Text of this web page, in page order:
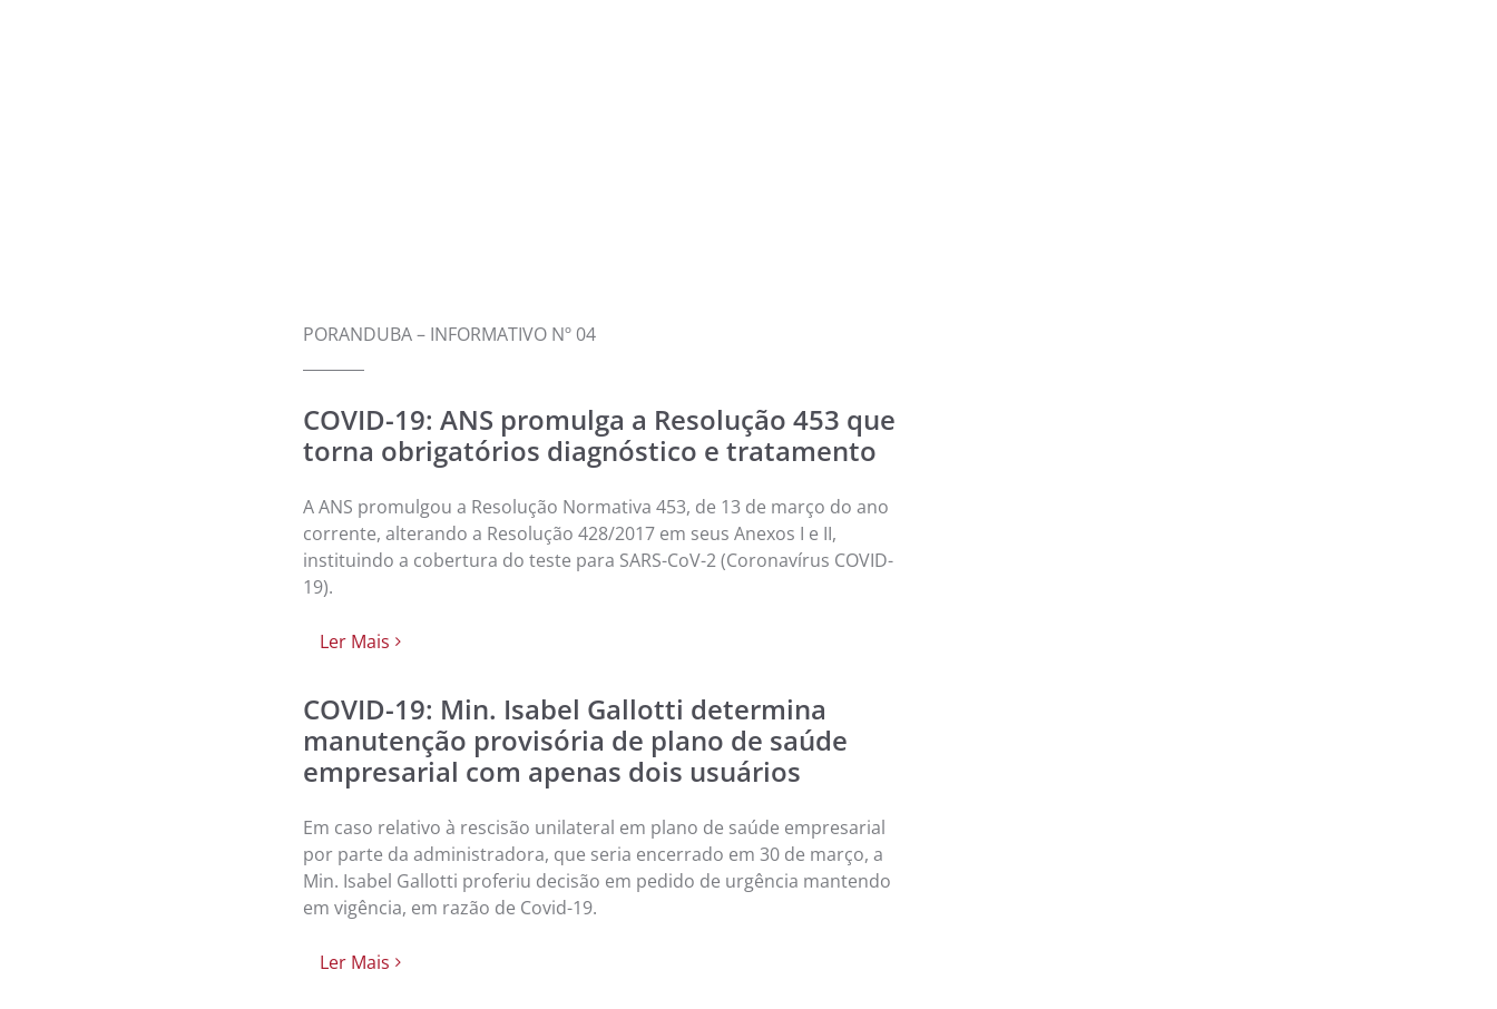
PORANDUBA – INFORMATIVO Nº 04
COVID-19: ANS promulga a Resolução 453 que
torna obrigatórios diagnóstico e tratamento
A ANS promulgou a Resolução Normativa 453, de 13 de março do ano
corrente, alterando a Resolução 428/2017 em seus Anexos I e II,
instituindo a cobertura do teste para SARS-CoV-2 (Coronavírus COVID-
19).
Ler Mais
COVID-19: Min. Isabel Gallotti determina
manutenção provisória de plano de saúde
empresarial com apenas dois usuários
Em caso relativo à rescisão unilateral em plano de saúde empresarial
por parte da administradora, que seria encerrado em 30 de março, a
Min. Isabel Gallotti proferiu decisão em pedido de urgência mantendo
em vigência, em razão de Covid-19.
Ler Mais